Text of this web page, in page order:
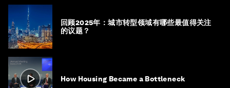
回顾2025年：城市转型领域有哪些最值得关注
的议题？
How Housing Became a Bottleneck